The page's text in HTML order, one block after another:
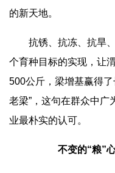
的新天地。
抗锈、抗冻、抗旱
个育种目标的实现，让
500公斤，梁增基赢得
老梁”，这句在群众中广
业最朴实的认可。
不变的“粮”